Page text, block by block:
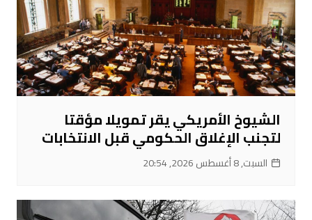
الشيوخ الأمريكي يقر تمويلا مؤقتا
لتجنب الإغلاق الحكومي قبل الانتخابات
السبت, 8 أغسطس 2026, 20:54